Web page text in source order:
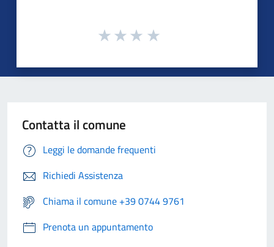
Contatta il comune
Leggi le domande frequenti
Richiedi Assistenza
Chiama il comune +39 0744 9761
Prenota un appuntamento